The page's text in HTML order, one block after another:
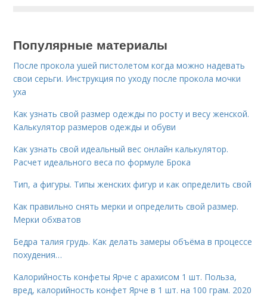
Популярные материалы
После прокола ушей пистолетом когда можно надевать
свои серьги. Инструкция по уходу после прокола мочки
уха
Как узнать свой размер одежды по росту и весу женской.
Калькулятор размеров одежды и обуви
Как узнать свой идеальный вес онлайн калькулятор.
Расчет идеального веса по формуле Брока
Тип, а фигуры. Типы женских фигур и как определить свой
Как правильно снять мерки и определить свой размер.
Мерки обхватов
Бедра талия грудь. Как делать замеры объёма в процессе
похудения…
Калорийность конфеты Ярче с арахисом 1 шт. Польза,
вред, калорийность конфет Ярче в 1 шт. на 100 грам. 2020